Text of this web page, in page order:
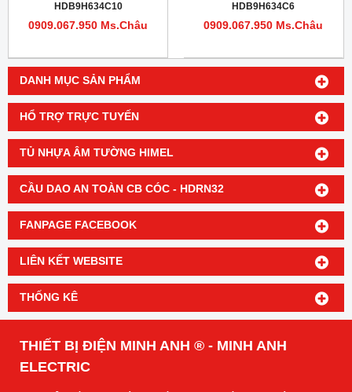
DANH MỤC SẢN PHẨM
HỔ TRỢ TRỰC TUYẾN
TỦ NHỰA ÂM TƯỜNG HIMEL
CẦU DAO AN TOÀN CB CÓC - HDRN32
FANPAGE FACEBOOK
LIÊN KẾT WEBSITE
THỐNG KÊ
HDB9H634C10
0909.067.950 Ms.Châu
HDB9H634C6
0909.067.950 Ms.Châu
THIẾT BỊ ĐIỆN MINH ANH ® - MINH ANH
ELECTRIC